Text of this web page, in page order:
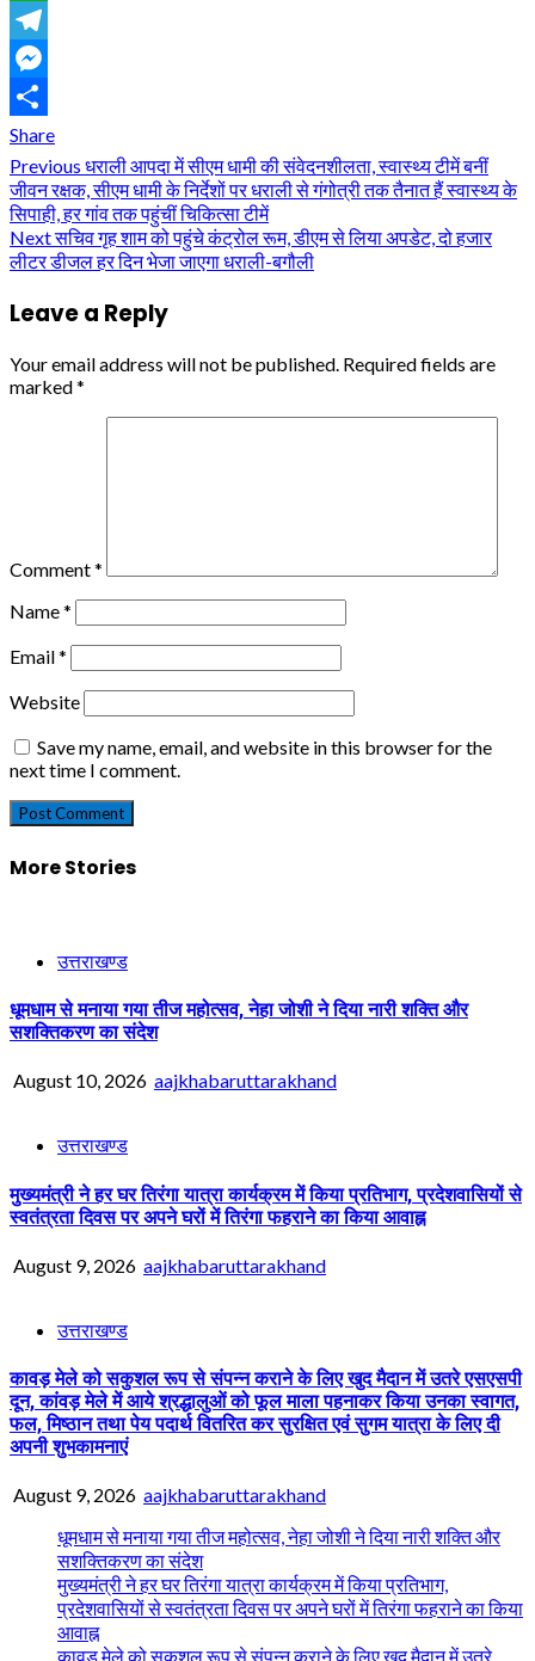
WhatsApp
Telegram
Messenger
Share
Continue
Reading
Previous धराली आपदा में सीएम धामी की संवेदनशीलता, स्वास्थ्य टीमें बनीं
जीवन रक्षक, सीएम धामी के निर्देशों पर धराली से गंगोत्री तक तैनात हैं स्वास्थ्य के
सिपाही, हर गांव तक पहुंचीं चिकित्सा टीमें
Nextसचिव गृह शाम को पहुंचे कंट्रोल रूम, डीएम से लिया अपडेट, दो हजार
लीटर डीजल हर दिन भेजा जाएगा धराली-बगौली
Leave a Reply
Your email address will not be published. Required fields are
marked*
Comment*
Name*
Email*
Website
Save my name, email, and website in this browser for the
next time I comment.
More Stories
उत्तराखण्ड
धूमधाम से मनाया गया तीज महोत्सव, नेहा जोशी ने दिया नारी शक्ति और
सशक्तिकरण का संदेश
August 10, 2026 aajkhabaruttarakhand
उत्तराखण्ड
मुख्यमंत्री ने हर घर तिरंगा यात्रा कार्यक्रम में किया प्रतिभाग, प्रदेशवासियों से
स्वतंत्रता दिवस पर अपने घरों में तिरंगा फहराने का किया आवाह्न
August 9, 2026 aajkhabaruttarakhand
उत्तराखण्ड
कावड़ मेले को सकुशल रूप से संपन्न कराने के लिए खुद मैदान में उतरे एसएसपी
दून, कांवड़ मेले में आये श्रद्धालुओं को फूल माला पहनाकर किया उनका स्वागत,
फल, मिष्ठान तथा पेय पदार्थ वितरित कर सुरक्षित एवं सुगम यात्रा के लिए दी
अपनी शुभकामनाएं
August 9, 2026 aajkhabaruttarakhand
धूमधाम से मनाया गया तीज महोत्सव, नेहा जोशी ने दिया नारी शक्ति और
सशक्तिकरण का संदेश
मुख्यमंत्री ने हर घर तिरंगा यात्रा कार्यक्रम में किया प्रतिभाग,
प्रदेशवासियों से स्वतंत्रता दिवस पर अपने घरों में तिरंगा फहराने का किया
आवाह्न
कावड़ मेले को सकुशल रूप से संपन्न कराने के लिए खुद मैदान में उतरे